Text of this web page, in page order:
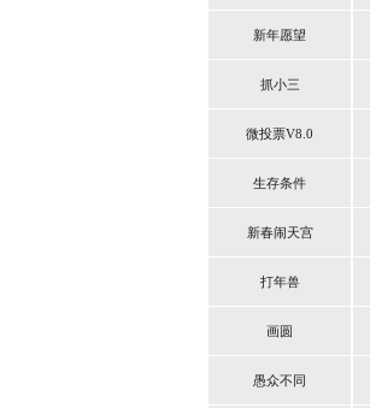
新年愿望
抓小三
微投票V8.0
生存条件
新春闹天宫
打年兽
画圆
愚众不同